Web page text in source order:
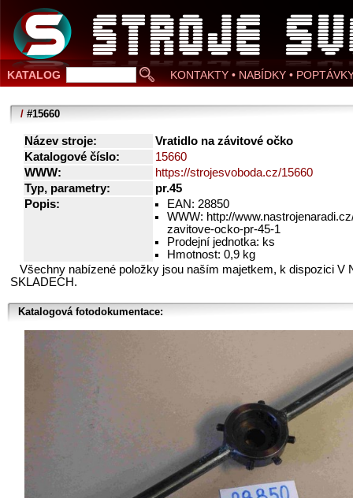
KATALOG KONTAKTY • NABÍDKY •
/ #15660
Název stroje:
Vratidlo na závitové očko
Katalogové číslo:
15660
WWW:
https://strojesvoboda.cz/15660
Typ, parametry:
pr.45
Popis:
EAN: 28850
WWW: http://
zavitove-ocko-pr-45-1
Prodejní jednotka: ks
Hmotnost: 0,9 kg
Všechny nabízené položky jsou naším majetkem, k dispozici V
SKLADECH.
Katalogová fotodokumentace: